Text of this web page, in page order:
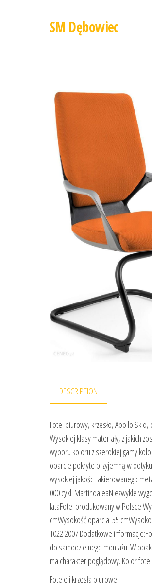
SM Dębowiec
DESCRIPTION
Fotel biurowy, krzesło, Apollo
Wysokiej klasy materiały, z jakich
wyboru koloru z szerokiej gamy
oparcie pokryte przyjemną w
wysokiej jakości lakierowanego
000 cykli MartindaleaNiezwykle
lataFotel produkowany w Polsce
cmWysokość oparcia: 55
1022:2007 Dodatkowe
do samodzielnego montażu. W
ma charakter poglądowy. Kolor
Fotele i krzesła biurowe